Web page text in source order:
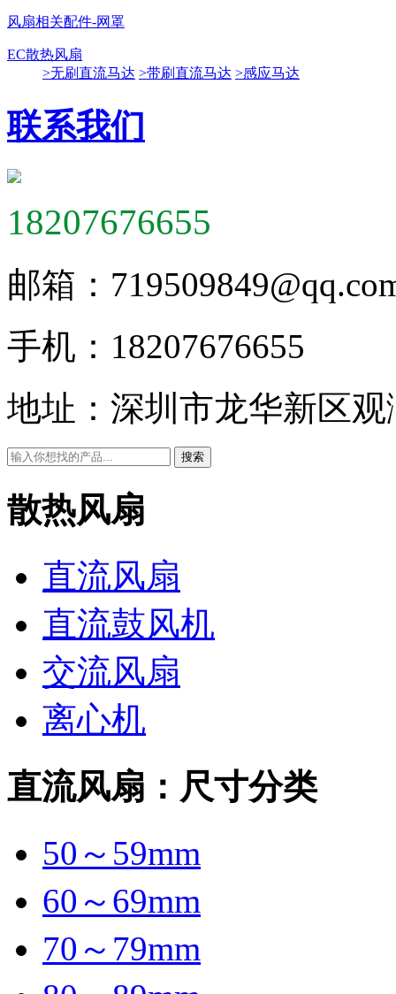
风扇相关配件-网罩
EC散热风扇
>无刷直流马达 >带刷直流马达 >感应马达
联系我们
18207676655
邮箱：
手机： 18207676655
地址： 深圳市龙华新区
搜索
散热风扇
直流风扇
直流鼓风机
交流风扇
离心机
直流风扇：尺寸分类
50～59mm
60～69mm
70～79mm